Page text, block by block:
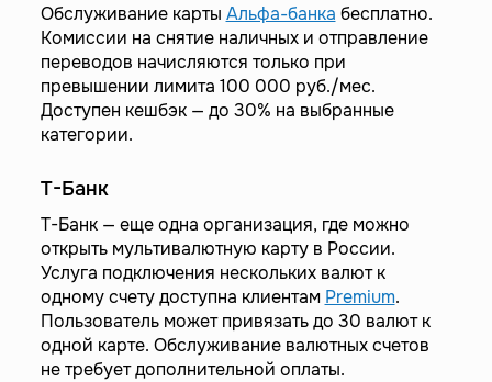
Обслуживание карты Альфа-банка бесплатно.
Комиссии на снятие наличных и отправление
переводов начисляются только при
превышении лимита 100 000 руб./мес.
Доступен кешбэк — до 30% на выбранные
категории.
Т-Банк
Т-Банк — еще одна организация, где можно
открыть мультивалютную карту в России.
Услуга подключения нескольких валют к
одному счету доступна клиентам Premium.
Пользователь может привязать до 30 валют к
одной карте. Обслуживание валютных счетов
не требует дополнительной оплаты.